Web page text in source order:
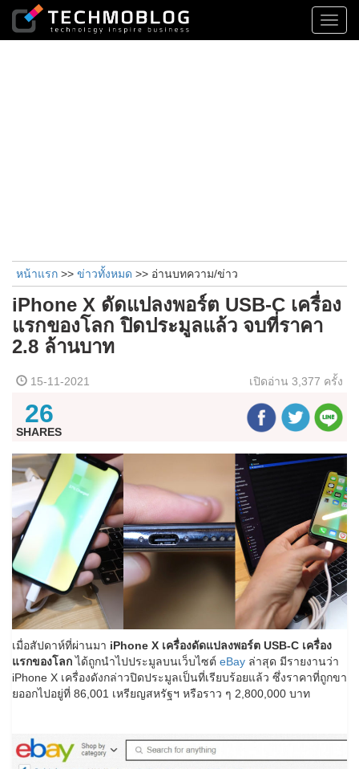
หน้าแรก >> ข่าวทั้งหมด >> อ่านบทความ/ข่าว
iPhone X ดัดแปลงพอร์ต USB-C เครื่อง
แรกของโลก ปิดประมูลแล้ว จบที่ราคา
2.8 ล้านบาท
15-11-2021 เปิดอ่าน 3,377 ครั้ง
26
SHARES
เมื่อสัปดาห์ที่ผ่านมา iPhone X เครื่องดัดแปลงพอร์ต USB-C เครื่อง
แรกของโลกได้ถูกนำไปประมูลบนเว็บไซต์ eBay ล่าสุด มีรายงานว่า
iPhone X เครื่องดังกล่าวปิดประมูลเป็นที่เรียบร้อยแล้ว ซึ่งราคาที่ถูกขา
ยออกไปอยู่ที่ 86,001 เหรียญสหรัฐฯ หรือราว ๆ 2,800,000 บาท